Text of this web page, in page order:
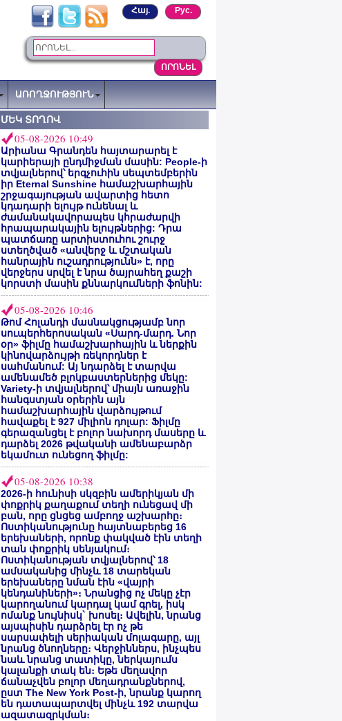
Рус.
Հայ.
ԱՌՈՂՋՈՒԹՅՈՒՆ
ՄԵԿ ՏՈՂՈՎ
05-08-2026 10:49
Արիանա Գրանդեն հայտարարել է
կարիերայի ընդմիջման մասին: People-ի
տվյալներով՝ երգչուհին սեպտեմբերին
իր Eternal Sunshine համաշխարհային
շրջագայության ավարտից հետո
կդադարի ելույթ ունենալ և
ժամանակավորապես կհրաժարվի
հրապարակային ելույթներից: Դրա
պատճառը արտիստուհու շուրջ
ստեղծված «անվերջ և մշտական
հանրային ուշադրությունն» է, որը
վերջերս սրվել է նրա ծայրահեղ քաշի
կորստի մասին քննարկումների ֆոնին:
05-08-2026 10:46
Թոմ Հոլանդի մասնակցությամբ նոր
սուպերհերոսական «Սարդ-մարդ. Նոր
օր» ֆիլմը համաշխարհային և ներքին
կինովարձույթի ռեկորդներ է
սահմանում: Այ նդարձել է տարվա
ամենամեծ բլոկբաստերներից մեկը:
Variety-ի տվյալներով՝ միայն առաջին
հանգստյան օրերին այն
համաշխարհային վարձույթում
հավաքել է 927 միլիոն դոլար: Ֆիլմը
գերազանցել է բոլոր նախորդ մասերը և
դարձել 2026 թվականի ամենաբարձր
եկամուտ ունեցող ֆիլմը:
05-08-2026 10:38
2026-ի հունիսի սկզբին ամերիկյան մի
փոքրիկ քաղաքում տեղի ունեցավ մի
բան, որը ցնցեց ամբողջ աշխարհը։
Ոստիկանությունը հայտնաբերեց 16
երեխաների, որոնք փակված էին տեղի
տան փոքրիկ սենյակում։
Ոստիկանության տվյալներով՝ 18
ամսականից մինչև 18 տարեկան
երեխաները նման էին «վայրի
կենդանիների»։ Նրանցից ոչ մեկը չէր
կարողանում կարդալ կամ գրել, իսկ
ոմանք նույնիսկ` խոսել։ Ավելին, նրանց
այսպիսին դարձրել էր ոչ թե
սարսափելի սերիական մոլագարը, այլ
նրանց ծնողները։ Վերջիններս, ինչպես
նաև նրանց տատիկը, ներկայումս
կալանքի տակ են։ Եթե մեղավոր
ճանաչվեն բոլոր մեղադրանքներով,
ըստ The New York Post-ի, նրանք կարող
են դատապարտվել մինչև 192 տարվա
ազատազրկման։